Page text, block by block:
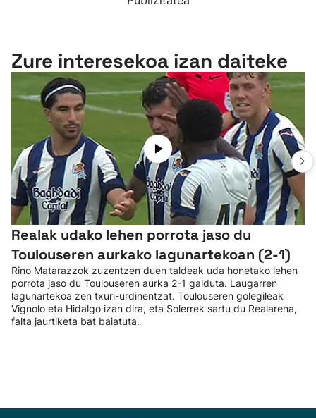
Zure interesekoa izan daiteke
Realak udako lehen porrota jaso du
Toulouseren aurkako lagunartekoan (2-1)
Rino Matarazzok zuzentzen duen taldeak uda honetako lehen
porrota jaso du Toulouseren aurka 2-1 galduta. Laugarren
lagunartekoa zen txuri-urdinentzat. Toulouseren golegileak
Vignolo eta Hidalgo izan dira, eta Solerrek sartu du Realarena,
falta jaurtiketa bat baiatuta.